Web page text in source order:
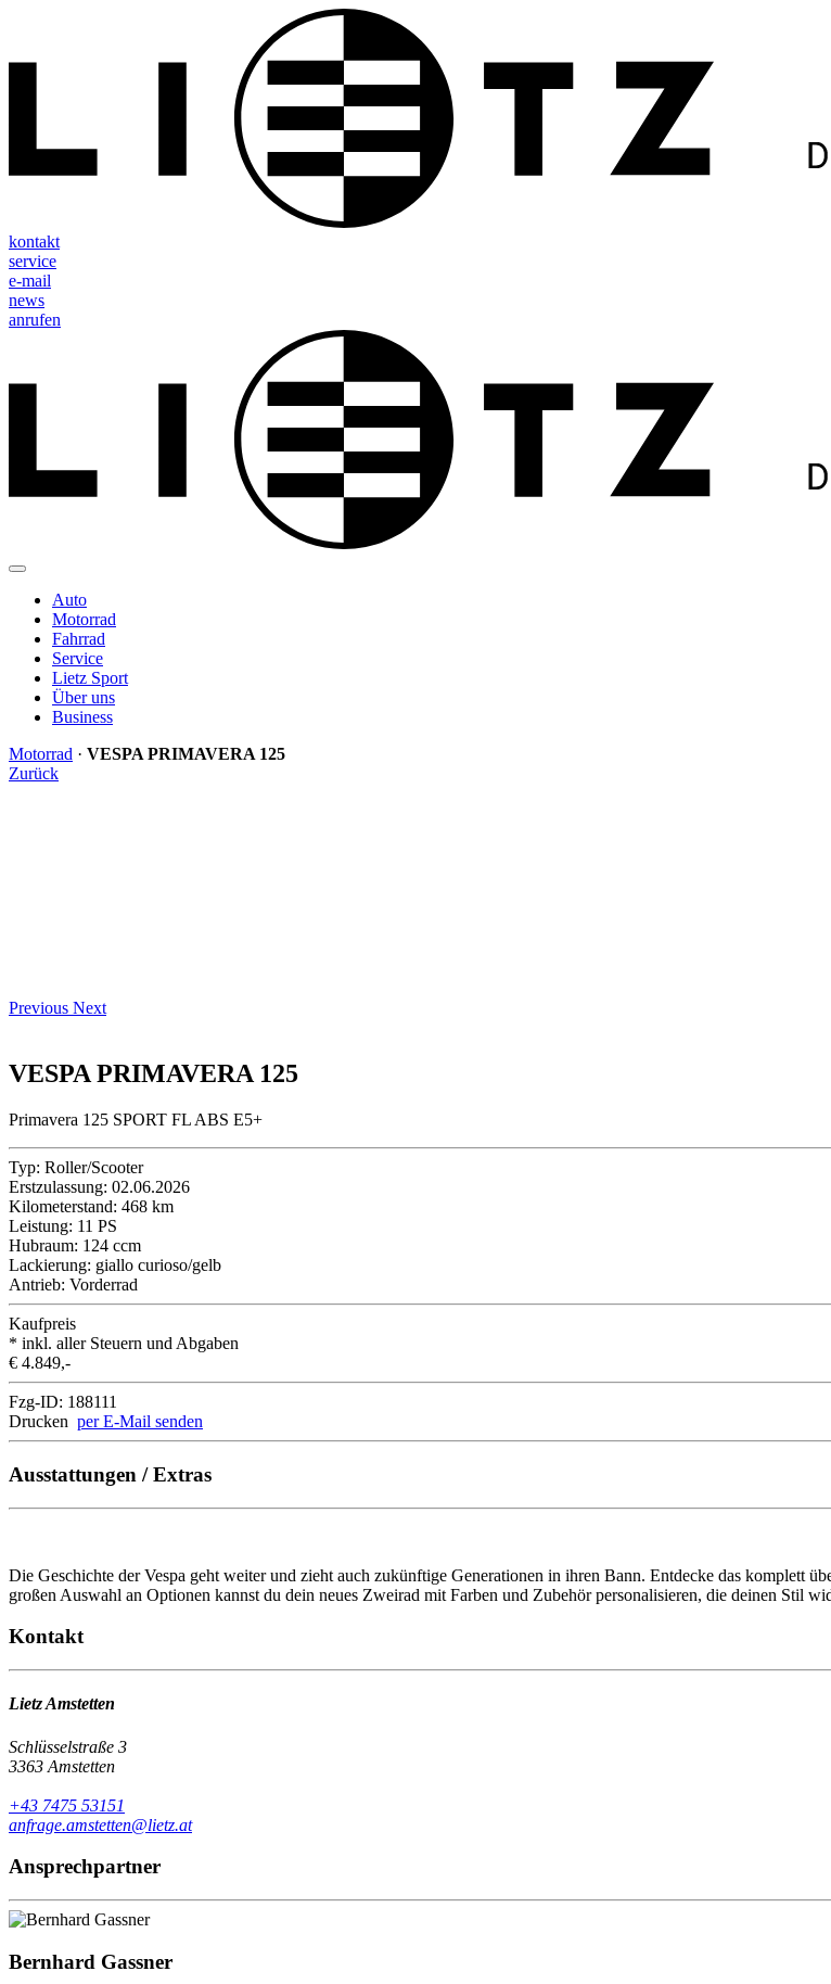
kontakt
service
e-mail
news
anrufen
Auto
Motorrad
Fahrrad
Service
Lietz Sport
Über uns
Business
Motorrad · VESPA PRIMAVERA 125
Zurück
Previous Next
VESPA PRIMAVERA 125
Primavera 125 SPORT FL ABS E5+
Typ: Roller/Scooter
Erstzulassung: 02.06.2026
Kilometerstand: 468 km
Leistung: 11 PS
Hubraum: 124 ccm
Lackierung: giallo curioso/gelb
Antrieb: Vorderrad
Kaufpreis
* inkl. aller Steuern und Abgaben
€ 4.849,-
Fzg-ID: 188111
Drucken per E-Mail senden
Ausstattungen / Extras
Die Geschichte der Vespa geht weiter und zieht auch zukünftige Generationen in ihren Bann. Entdecke das komplett
großen Auswahl an Optionen kannst du dein neues Zweirad mit Farben und Zubehör personalisieren, die deinen Stil
Kontakt
Lietz Amstetten
Schlüsselstraße 3
3363 Amstetten
+43 7475 53151
anfrage.amstetten@lietz.at
Ansprechpartner
Bernhard Gassner